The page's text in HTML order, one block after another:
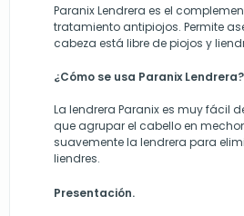
Paranix Lendrera es el
tratamiento antipiojos. Permite
cabeza está libre de piojos y
¿Cómo se usa Paranix Lendrera?
La lendrera Paranix es muy fácil
que agrupar el cabello en
suavemente la lendrera para
liendres.
Presentación.